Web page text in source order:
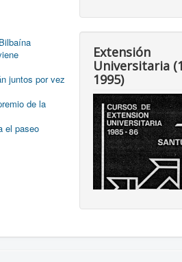
juntos por vez
de la
el paseo
Extensión
Universitaria
1995)